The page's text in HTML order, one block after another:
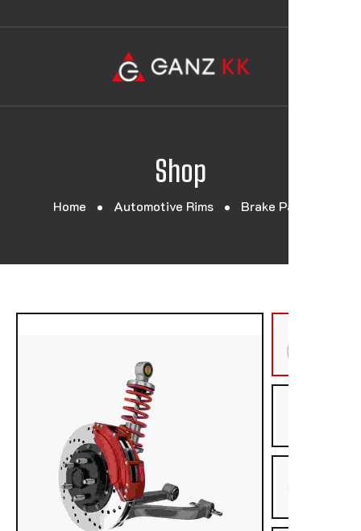
Shop
Home Automotive Rims Brake Pads